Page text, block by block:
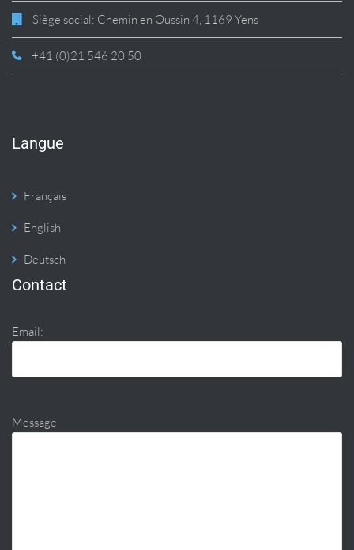
Siège social: Chemin en Oussin 4, 1169 Yens
+41 (0)21 546 20 50
Langue
Français
English
Deutsch
Contact
Email:
Message